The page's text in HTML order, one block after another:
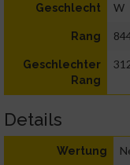
Geschlecht W
Rang
Geschlechter
Rang
Details
Wertung